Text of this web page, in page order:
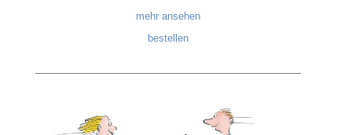
mehr ansehen
bestellen